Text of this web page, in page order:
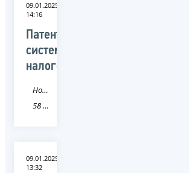
09.01.2025
14:16
Патентная
система
налогообложения
Новость
58 Пензенская область
09.01.2025
13:32